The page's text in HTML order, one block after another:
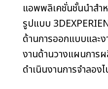
แอพพลิเคชั่นชั้นนำสำ
รูปแบบ
ด้านการออกแบบและ
งานด้านวางแผนการ
ดำเนินงานการจำลอง